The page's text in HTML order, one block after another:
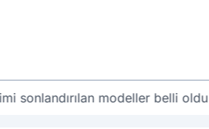
sonlandırılan modeller belli oldu